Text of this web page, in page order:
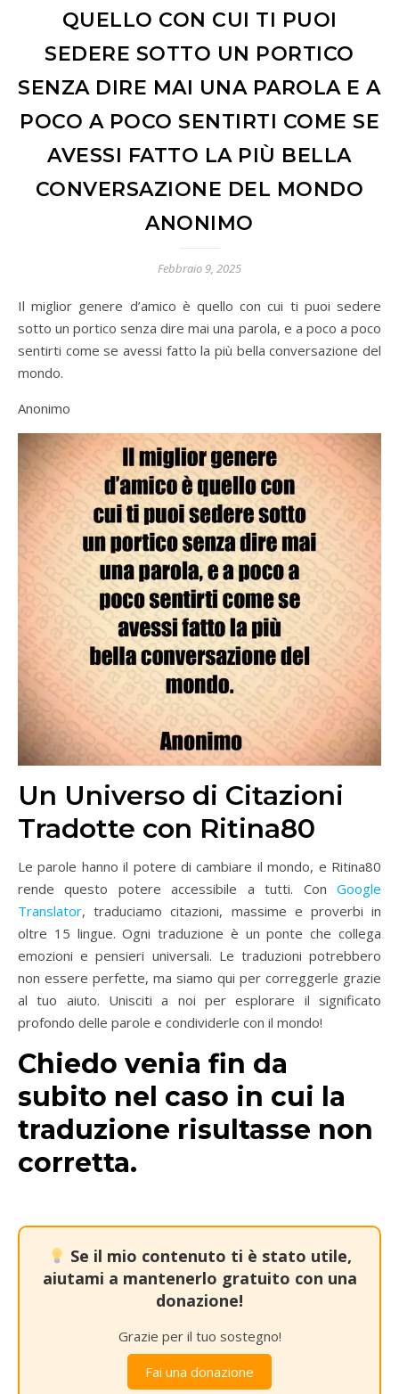
QUELLO CON CUI TI PUOI
SEDERE SOTTO UN PORTICO
SENZA DIRE MAI UNA PAROLA E A
POCO A POCO SENTIRTI COME SE
AVESSI FATTO LA PIÙ BELLA
CONVERSAZIONE DEL MONDO
ANONIMO
Febbraio 9, 2025
Il miglior genere d’amico è quello con cui ti puoi sedere
sotto un portico senza dire mai una parola, e a poco a poco
sentirti come se avessi fatto la più bella conversazione del
mondo.
Anonimo
Un Universo di Citazioni
Tradotte con Ritina80
Le parole hanno il potere di cambiare il mondo, e Ritina80
rende questo potere accessibile a tutti. Con Google
Translator, traduciamo citazioni, massime e proverbi in
oltre 15 lingue. Ogni traduzione è un ponte che collega
emozioni e pensieri universali. Le traduzioni potrebbero
non essere perfette, ma siamo qui per correggerle grazie
al tuo aiuto. Unisciti a noi per esplorare il significato
profondo delle parole e condividerle con il mondo!
Chiedo venia fin da
subito nel caso in cui la
traduzione risultasse non
corretta.
Se il mio contenuto ti è stato utile,
aiutami a mantenerlo gratuito con una
donazione!
Grazie per il tuo sostegno!
Fai una donazione